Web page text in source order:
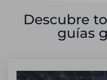
Descubre
guías